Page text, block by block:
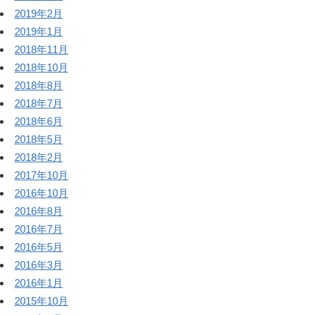
2019年2月
2019年1月
2018年11月
2018年10月
2018年8月
2018年7月
2018年6月
2018年5月
2018年2月
2017年10月
2016年10月
2016年8月
2016年7月
2016年5月
2016年3月
2016年1月
2015年10月